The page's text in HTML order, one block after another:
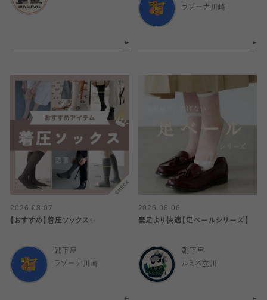
ラゾーナ川崎
2026.08.07
【おすすめ】着圧ソックス✨
靴下屋
ラゾーナ川崎
2026.08.06
素足より快適【足ベールシリーズ】
靴下屋
ルミネ立川